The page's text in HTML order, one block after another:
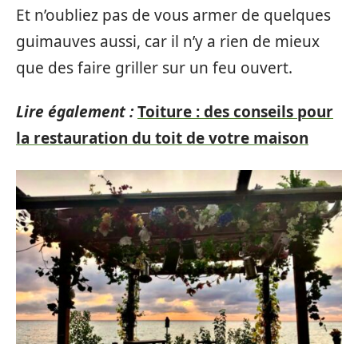
Et n’oubliez pas de vous armer de quelques
guimauves aussi, car il n’y a rien de mieux
que des faire griller sur un feu ouvert.
Lire également :Toiture : des conseils pour
la restauration du toit de votre maison